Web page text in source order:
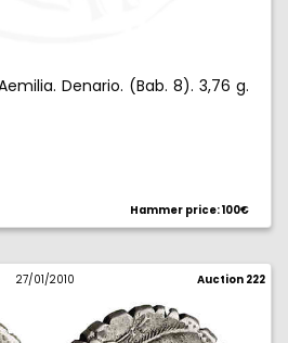
Denario. (Bab. 8). 3,76 g.
Hammer price: 100€
27/01/2010 Auction 222